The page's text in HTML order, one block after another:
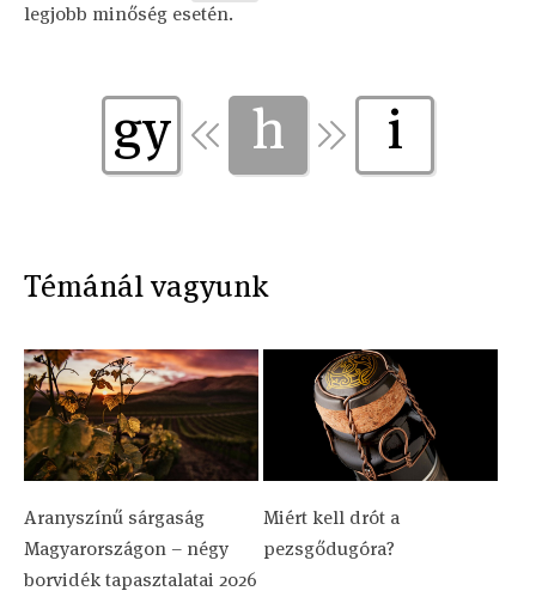
legjobb minőség esetén.
gy h i
Témánál vagyunk
Aranyszínű sárgaság
Magyarországon – négy
borvidék tapasztalatai 2026
Miért kell drót a
pezsgődugóra?